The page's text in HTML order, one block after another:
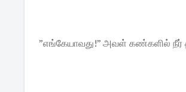
”எங்கேயாவது!” அவள் கண்களில் நீர்